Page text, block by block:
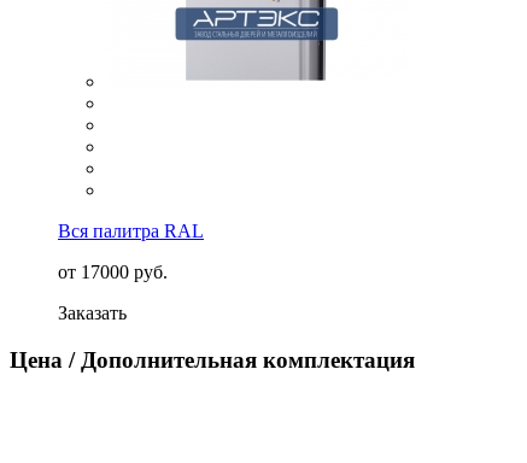
Вся палитра RAL
от 17000 руб.
Заказать
Цена / Дополнительная комплектация